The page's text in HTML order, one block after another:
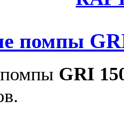
помпы
GRI